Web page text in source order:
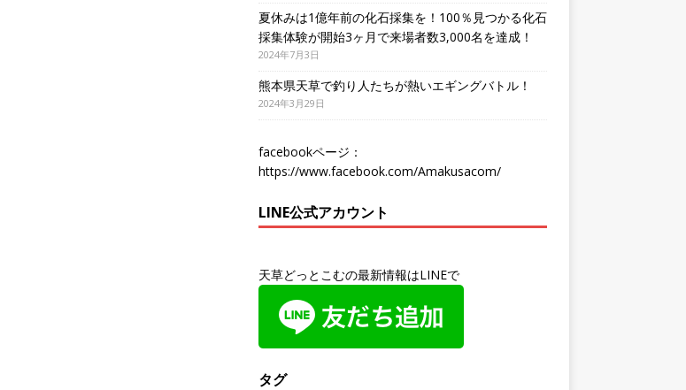
夏休みは1億年前の化石採集を！100％見つかる化石
採集体験が開始3ヶ月で来場者数3,000名を達成！
2024年7月3日
熊本県天草で釣り人たちが熱いエギングバトル！
2024年3月29日
facebookページ：
https://www.facebook.com/Amakusacom/
LINE公式アカウント
天草どっとこむの最新情報はLINEで
タグ